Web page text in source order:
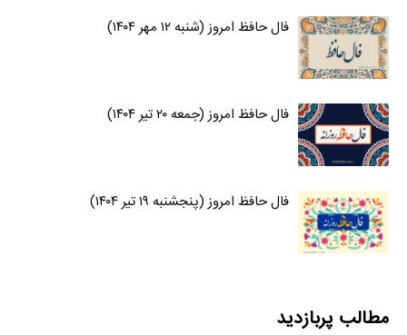
فال حافظ امروز (شنبه ۱۲ مهر ۱۴۰۴)
فال حافظ امروز (جمعه ۲۰ تیر ۱۴۰۴)
فال حافظ امروز (پنجشنبه ۱۹ تیر ۱۴۰۴)
مطالب پربازدید